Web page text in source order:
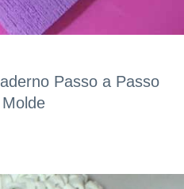
Passo a Passo